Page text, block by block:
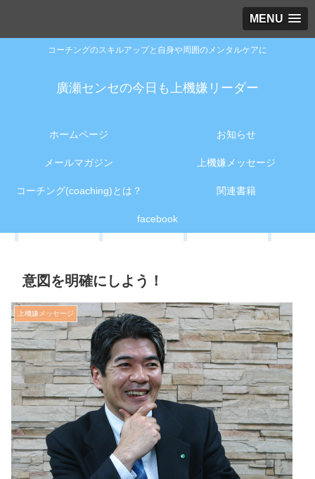
MENU
コーチングのスキルアップと自身や周囲のメンタルケアに
廣瀬センセの今日も上機嫌リーダー
ホームページ お知らせ
メールマガジン 上機嫌メッセージ
コーチング(coaching)とは？ 関連書籍
facebook
意図を明確にしよう！
上機嫌メッセージ